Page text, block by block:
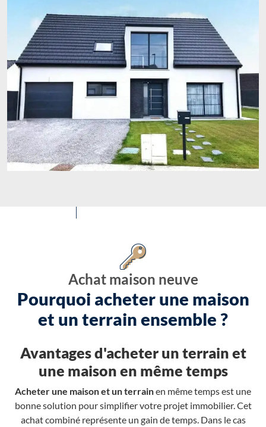
Achat maison neuve
Pourquoi acheter une maison
et un terrain ensemble ?
Avantages d'acheter un terrain et
une maison en même temps
Acheter une maison et un terrainen même temps est une
bonne solution pour simplifier votre projet immobilier. Cet
achat combiné représente un gain de temps. Dans le cas